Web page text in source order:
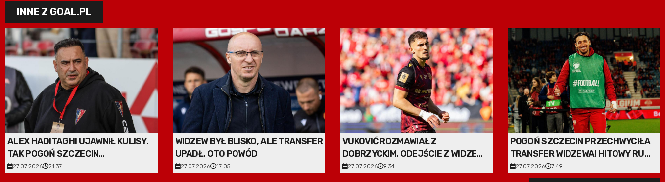
INNE Z GOAL.PL
ALEX HADITAGHI UJAWNIŁ KULISY.
TAK POGOŃ SZCZECIN
PRZEKONAŁA CHURLINOVA
27.07.2026 21:37
WIDZEW BYŁ BLISKO, ALE TRANSFER
UPADŁ. OTO POWÓD
27.07.2026 17:05
VUKOVIĆ ROZMAWIAŁ Z
DOBRZYCKIM. ODEJŚCIE Z WIDZEWA
KWESTIĄ CZASU
27.07.2026 9:34
POGOŃ SZCZECIN PRZECHWYCIŁA
TRANSFER WIDZEWA! HITOWY RUCH
W EKSTRAKLASIE
27.07.2026 7:49